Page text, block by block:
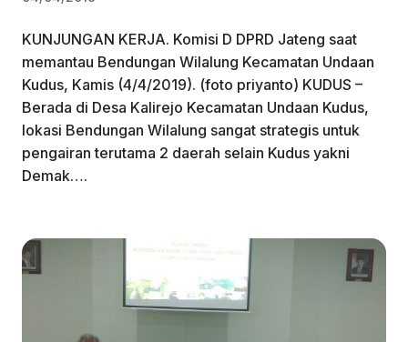
KUNJUNGAN KERJA. Komisi D DPRD Jateng saat
memantau Bendungan Wilalung Kecamatan Undaan
Kudus, Kamis (4/4/2019). (foto priyanto) KUDUS –
Berada di Desa Kalirejo Kecamatan Undaan Kudus,
lokasi Bendungan Wilalung sangat strategis untuk
pengairan terutama 2 daerah selain Kudus yakni
Demak….